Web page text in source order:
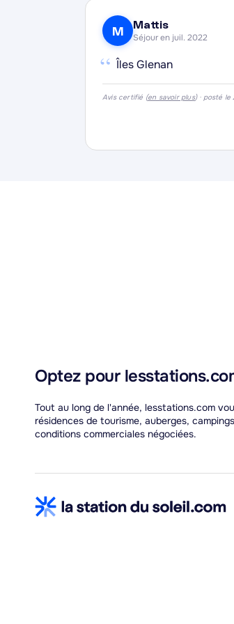
M Mattis
Séjour en juil. 2022
“ Îles Glenan
Avis certifié (en savoir plus) · posté
Optez pour
Tout au long de l'année, lesstations.com
résidences de tourisme, auberges,
conditions commerciales négociées.